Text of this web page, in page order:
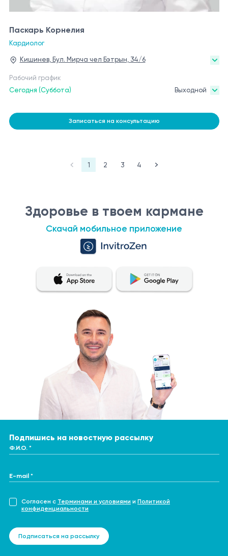
Паскарь Корнелия
Кардиолог
Кишинев, Бул. Мирча чел Бэтрын, 34/6
Рабочий график
Сегодня (Суббота)
Выходной
Записаться на консультацию
1 2 3 4
Здоровье в твоем кармане
Скачай мобильное приложение
Подпишись на новостную рассылку
Ф.И.О. *
E-mail *
Согласен с Терминами и условиями и Политикой
конфиденциальности
Подписаться на рассылку